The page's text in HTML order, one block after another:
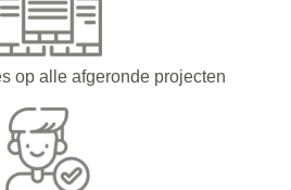
op alle afgeronde projecten